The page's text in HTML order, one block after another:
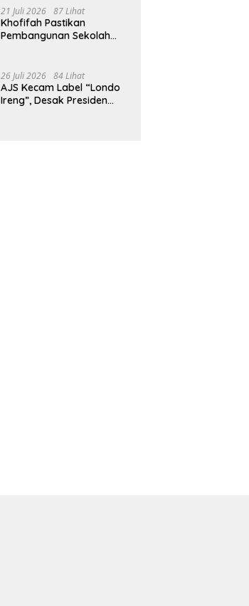
21 Juli 2026 87 Lihat
Khofifah Pastikan
Pembangunan Sekolah
Indonesia Emas
26 Juli 2026 84 Lihat
AJS Kecam Label “Londo
Ireng”, Desak Presiden